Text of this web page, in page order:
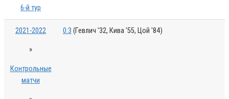
6-й тур
2021-2022
»
Контрольные
матчи
0:3 (Гевлич '32, Кива '55, Цой '84)